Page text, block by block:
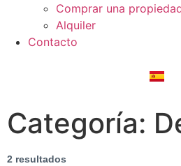
Comprar una
Alquiler
Contacto
Categoría:
2 resultados